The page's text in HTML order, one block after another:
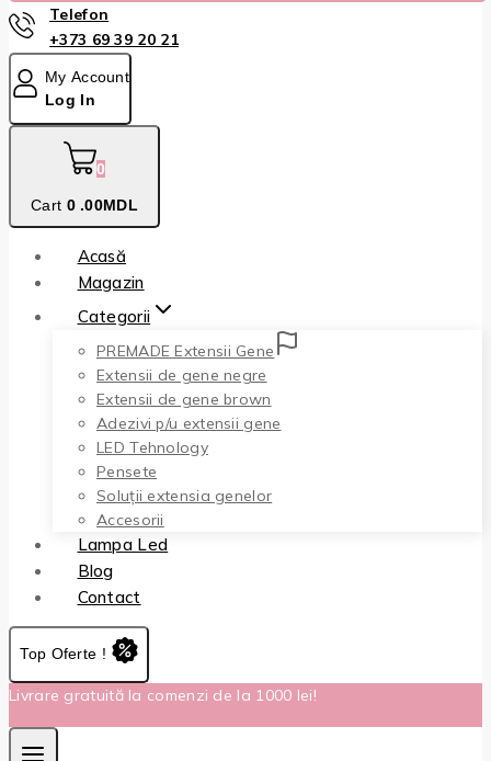
Telefon
+373 69 39 20 21
My Account
Log In
0
Cart 0 .00MDL
Acasă
Magazin
Categorii
PREMADE Extensii Gene
Extensii de gene negre
Extensii de gene brown
Adezivi p/u extensii gene
LED Tehnology
Pensete
Soluții extensia genelor
Accesorii
Lampa Led
Blog
Contact
Top Oferte !
Livrare gratuită la comenzi de la 1000 lei!